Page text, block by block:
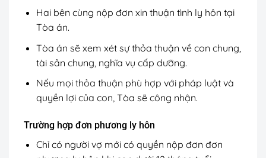
Hai bên cùng nộp đơn xin thuận tình ly hôn tại
Tòa án.
Tòa án sẽ xem xét sự thỏa thuận về con chung,
tài sản chung, nghĩa vụ cấp dưỡng.
Nếu mọi thỏa thuận phù hợp với pháp luật và
quyền lợi của con, Tòa sẽ công nhận.
Trường hợp đơn phương ly hôn
Chỉ có người vợ mới có quyền nộp đơn đơn